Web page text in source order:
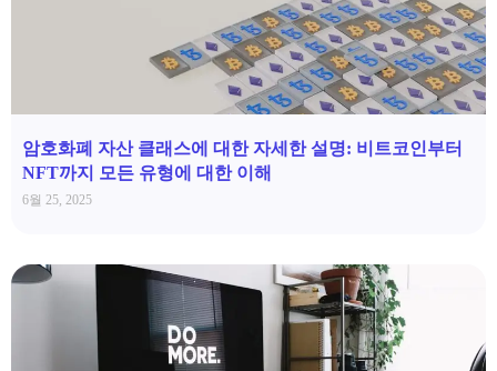
암호화폐 자산 클래스에 대한 자세한 설명: 비트코인부터
NFT까지 모든 유형에 대한 이해
6월 25, 2025